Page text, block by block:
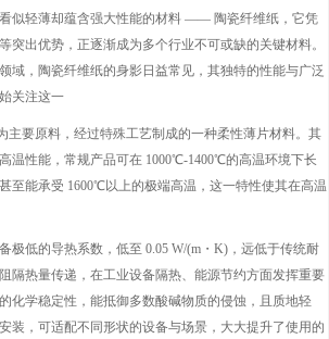
似轻薄却蕴含强大性能的材料 —— 陶瓷纤维纸，它凭
突出优势，正逐渐成为多个行业不可或缺的关键材料。
域，陶瓷纤维纸的身影日益常见，其独特的性能与广泛
关注这一
主要原料，经过特殊工艺制成的一种柔性薄片材料。其
温性能，常规产品可在 1000℃-1400℃的高温环境下长
至能承受 1600℃以上的极端高温，这一特性使其在高温
极低的导热系数，低至 0.05 W/(m・K)，远低于传统耐
隔热量传递，在工业设备隔热、能源节约方面发挥重要
化学稳定性，能抵御多数酸碱物质的侵蚀，且质地轻
装，可适配不同形状的设备与场景，大大提升了使用的